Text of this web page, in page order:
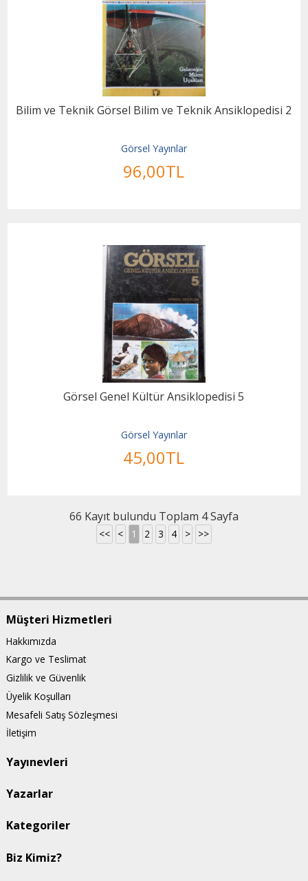
Bilim ve Teknik Görsel Bilim ve Teknik Ansiklopedisi 2
Görsel Yayınlar
96,00TL
Görsel Genel Kültür Ansiklopedisi 5
Görsel Yayınlar
45,00TL
66 Kayıt bulundu Toplam 4 Sayfa
<< < 1 2 3 4 > >>
Müşteri Hizmetleri
Hakkımızda
Kargo ve Teslimat
Gizlilik ve Güvenlik
Üyelik Koşulları
Mesafeli Satış Sözleşmesi
İletişim
Yayınevleri
Yazarlar
Kategoriler
Biz Kimiz?